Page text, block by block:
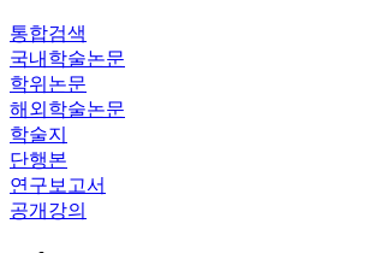
통합검색
국내학술논문
학위논문
해외학술논문
학술지
단행본
연구보고서
공개강의